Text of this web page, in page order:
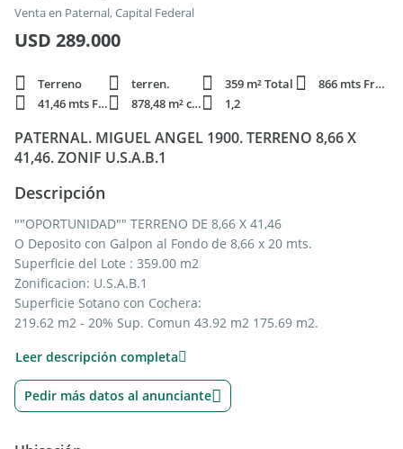
Venta en Paternal, Capital Federal
USD 289.000
Terreno terren. 359 m² Total
866 mts Frente
41,46 mts Fondo
878,48 m² constr. 1,2
PATERNAL. MIGUEL ANGEL 1900. TERRENO 8,66 X
41,46. ZONIF U.S.A.B.1
Descripción
""OPORTUNIDAD"" TERRENO DE 8,66 X 41,46
O Deposito con Galpon al Fondo de 8,66 x 20 mts.
Superficie del Lote : 359.00 m2
Zonificacion: U.S.A.B.1
Superficie Sotano con Cochera:
219.62 m2 - 20% Sup. Comun 43.92 m2 175.69 m2.
219.62 x 3: 658.86 m2 - 20% Sup Comun 131.77 m2 : 527.08
m2.
Leer descripción completa
Pedir más datos al anunciante